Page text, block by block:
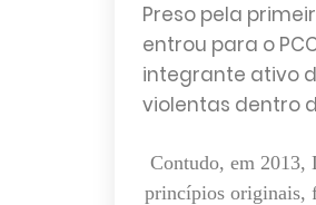
Preso pela
entrou para o
integrante ativo
violentas dentro
Contudo, em 2013,
princípios originais,